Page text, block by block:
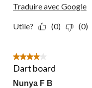
Traduire avec Google
Utile? (0) (0)
4 étoile(s) sur 5.
Dart board
Nunya F B